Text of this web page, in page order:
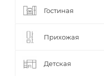
Гостиная
Прихожая
Детская